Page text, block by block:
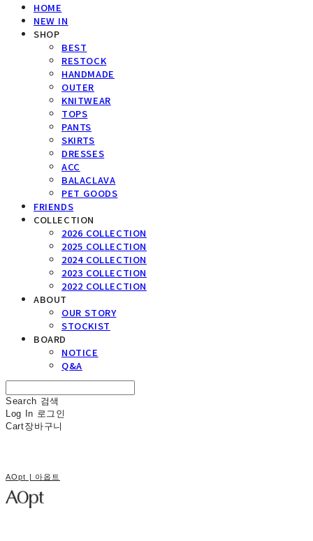
HOME
NEW IN
SHOP
BEST
RESTOCK
HANDMADE
OUTER
KNITWEAR
TOPS
PANTS
SKIRTS
DRESSES
ACC
BALACLAVA
PET GOODS
FRIENDS
COLLECTION
2026 COLLECTION
2025 COLLECTION
2024 COLLECTION
2023 COLLECTION
2022 COLLECTION
ABOUT
OUR STORY
STOCKIST
BOARD
NOTICE
Q&A
Search 검색
Log In 로그인
Cart장바구니
AOpt | 아옵트